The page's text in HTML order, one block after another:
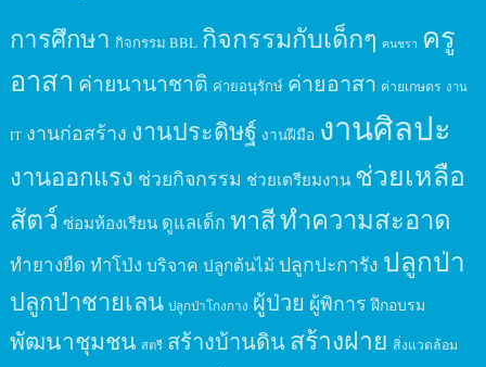
การศึกษา กิจกรรม BBL กิจกรรมกับเด็กๆ คนชรา ครู
อาสา ค่ายนานาชาติ ค่ายอนุรักษ์ ค่ายอาสา ค่ายเกษตร งาน
IT งานก่อสร้าง งานประดิษฐ์ งานฝีมือ งานศิลปะ
งานออกแรง ช่วยกิจกรรม ช่วยเตรียมงาน ช่วยเหลือ
สัตว์ ซ่อมห้องเรียน ดูแลเด็ก ทาสีทำความสะอาด
ทำยางยืด ทำโป่ง บริจาค ปลูกต้นไม้ ปลูกปะการัง ปลูกป่า
ปลูกป่าชายเลน ปลูกป่าโกงกาง ผู้ป่วย ผู้พิการ ฝึกอบรม
พัฒนาชุมชน สตรี สร้างบ้านดินสร้างฝาย สิ่งแวดล้อม